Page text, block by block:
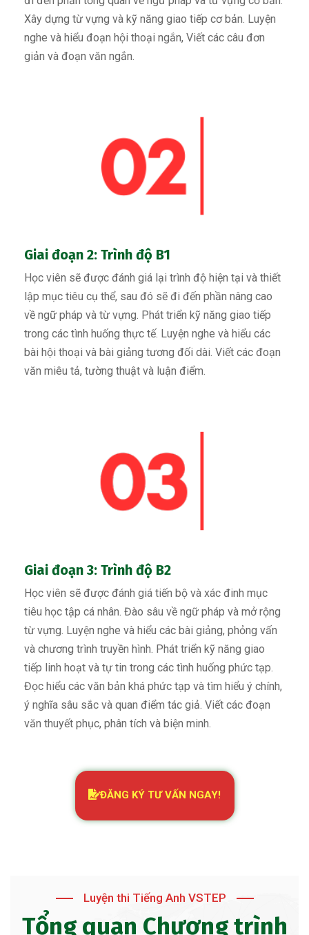
Xây dựng từ vựng và kỹ năng giao tiếp cơ bản. Luyện
nghe và hiểu đoạn hội thoại ngắn, Viết các câu đơn
giản và đoạn văn ngắn.
Giai đoạn 2: Trình độ B1
Học viên sẽ được đánh giá lại trình độ hiện tại và thiết
lập mục tiêu cụ thể, sau đó sẽ đi đến phần nâng cao
về ngữ pháp và từ vựng. Phát triển kỹ năng giao tiếp
trong các tình huống thực tế. Luyện nghe và hiểu các
bài hội thoại và bài giảng tương đối dài. Viết các đoạn
văn miêu tả, tường thuật và luận điểm.
Giai đoạn 3: Trình độ B2
Học viên sẽ được đánh giá tiến bộ và xác đinh mục
tiêu học tập cá nhân. Đào sâu về ngữ pháp và mở rộng
từ vựng. Luyện nghe và hiểu các bài giảng, phỏng vấn
và chương trình truyền hình. Phát triển kỹ năng giao
tiếp linh hoạt và tự tin trong các tình huống phức tạp.
Đọc hiểu các văn bản khá phức tạp và tìm hiểu ý chính,
ý nghĩa sâu sắc và quan điểm tác giả. Viết các đoạn
văn thuyết phục, phân tích và biện minh.
ĐĂNG KÝ TƯ VẤN NGAY!
Luyện thi Tiếng Anh VSTEP
Tổng quan Chương trình